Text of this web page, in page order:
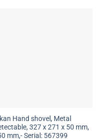
Hand shovel, Metal
327 x 271 x 50 mm,
mm,- Serial: 567399